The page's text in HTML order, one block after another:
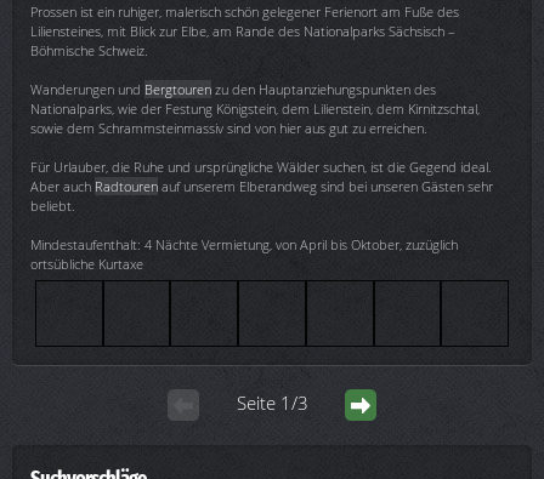
Prossen ist ein ruhiger, malerisch schön gelegener Ferienort am Fuße des
Liliensteines, mit Blick zur Elbe, am Rande des Nationalparks Sächsisch –
Böhmische Schweiz.
Wanderungen und Bergtouren zu den Hauptanziehungspunkten des
Nationalparks, wie der Festung Königstein, dem Lilienstein, dem Kirnitzschtal,
sowie dem Schrammsteinmassiv sind von hier aus gut zu erreichen.
Für Urlauber, die Ruhe und ursprüngliche Wälder suchen, ist die Gegend ideal.
Aber auch Radtouren auf unserem Elberandweg sind bei unseren Gästen sehr
beliebt.
Mindestaufenthalt: 4 Nächte Vermietung, von April bis Oktober, zuzüglich
ortsübliche Kurtaxe
Seite 1/3